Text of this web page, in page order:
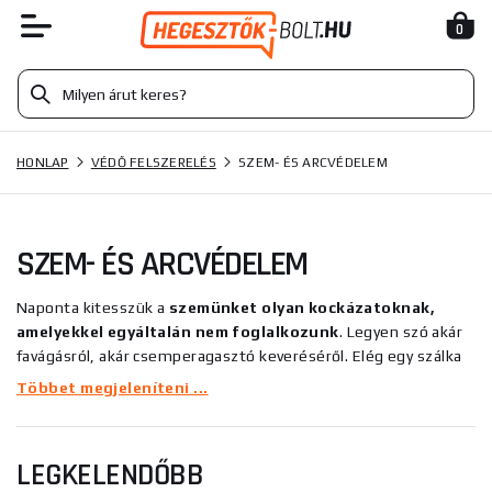
0
HONLAP VÉDŐ FELSZERELÉS SZEM- ÉS ARCVÉDELEM
SZEM- ÉS ARCVÉDELEM
Naponta kitesszük a szemünket olyan kockázatoknak,
amelyekkel egyáltalán nem foglalkozunk. Legyen szó akár
favágásról, akár csemperagasztó keveréséről. Elég egy szálka
vagy egy csepp ragasztó, és máris súlyos szemkárosodás
hogy hogyan illeszkedik.Nemcsak kényelmesnek kell lennie,
napellenző (védőlencse) között. Így a szilánkoknak és más
Többet megjeleníteni ...
LEGKELENDŐBB